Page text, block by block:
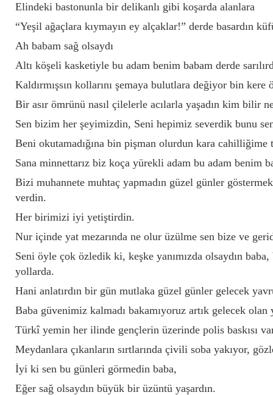
Elindeki bastonunla bir delikanlı gibi koşarda alanlara
“Yeşil ağaçlara kıymayın ey alçaklar!” derde basardın
Ah babam sağ olsaydı
Altı köşeli kasketiyle bu adam benim babam derde
Kaldırmışsın kollarını şemaya bulutlara değiyor bin kere
Bir asır ömrünü nasıl çilelerle acılarla yaşadın kim bilir
Sen bizim her şeyimizdin, Seni hepimiz severdik bunu
Beni okutamadığına bin pişman olurdun kara
Sana minnettarız biz koça yürekli adam bu adam benim
Bizi muhannete muhtaç yapmadın güzel günler
verdin.
Her birimizi iyi yetiştirdin.
Nur içinde yat mezarında ne olur üzülme sen bize ve
Seni öyle çok özledik ki, keşke yanımızda olsaydın
yollarda.
Hani anlatırdın bir gün mutlaka güzel günler gelecek
Baba güvenimiz kalmadı bakamıyoruz artık gelecek olan
Türkî yemin her ilinde gençlerin üzerinde polis baskısı
Meydanlara çıkanların sırtlarında çivili soba yakıyor,
İyi ki sen bu günleri görmedin baba,
Eğer sağ olsaydın büyük bir üzüntü yaşardın.